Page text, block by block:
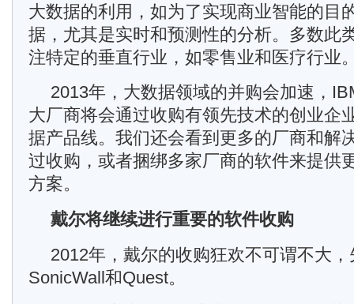
大数据的利用，如为了实现商业智能的目
据，尤其是实时和预测性的分析。多数此
注特定的垂直行业，如零售业和医疗行业
2013年，大数据领域的并购会加速，
大厂商将会通过收购有领先技术的创业企
据产品线。我们还会看到更多的厂商和解
过收购，或者捆绑多家厂商的软件来提供
方案。
戴尔将继续进行重要的软件收购
2012年，戴尔的收购狂欢不可谓不大
SonicWall和Quest。